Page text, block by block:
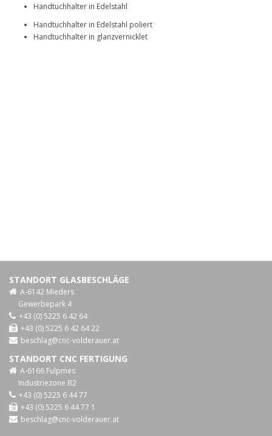
Handtuchhalter in Edelstahl
Handtuchhalter in Edelstahl poliert
Handtuchhalter in glanzvernicklet
STANDORT GLASBESCHLÄGE
A-6142 Mieders
Gewerbepark 4
+43 (0) 5225 6 42 64
+43 (0) 5225 6 42 64 22
beschlag@cnc-volderauer.at
STANDORT CNC FERTIGUNG
A-6166 Fulpmes
Industriezone B2
+43 (0) 5225 6 44 77
+43 (0) 5225 6 44 77 1
beschlag@cnc-volderauer.at